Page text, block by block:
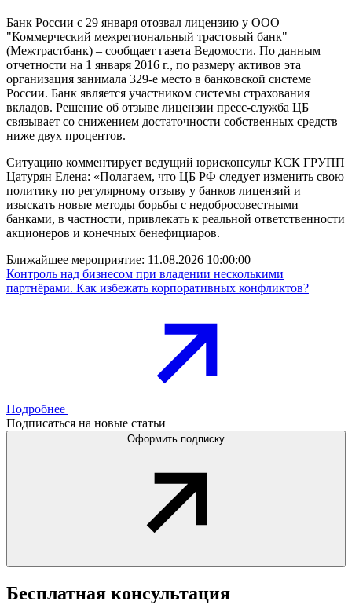
Банк России с 29 января отозвал лицензию у ООО
"Коммерческий межрегиональный трастовый банк"
(Межтрастбанк) – сообщает газета Ведомости. По данным
отчетности на 1 января 2016 г., по размеру активов эта
организация занимала 329-е место в банковской системе
России. Банк является участником системы страхования
вкладов. Решение об отзыве лицензии пресс-служба ЦБ
связывает со снижением достаточности собственных средств
ниже двух процентов.
Ситуацию комментирует ведущий юрисконсульт КСК ГРУПП
Цатурян Елена: «Полагаем, что ЦБ РФ следует изменить свою
политику по регулярному отзыву у банков лицензий и
изыскать новые методы борьбы с недобросовестными
банками, в частности, привлекать к реальной ответственности
акционеров и конечных бенефициаров.
Ближайшее мероприятие: 11.08.2026 10:00:00
Контроль над бизнесом при владении несколькими
партнёрами. Как избежать корпоративных конфликтов?
Подробнее
Подписаться на новые статьи
Оформить подписку
Бесплатная консультация